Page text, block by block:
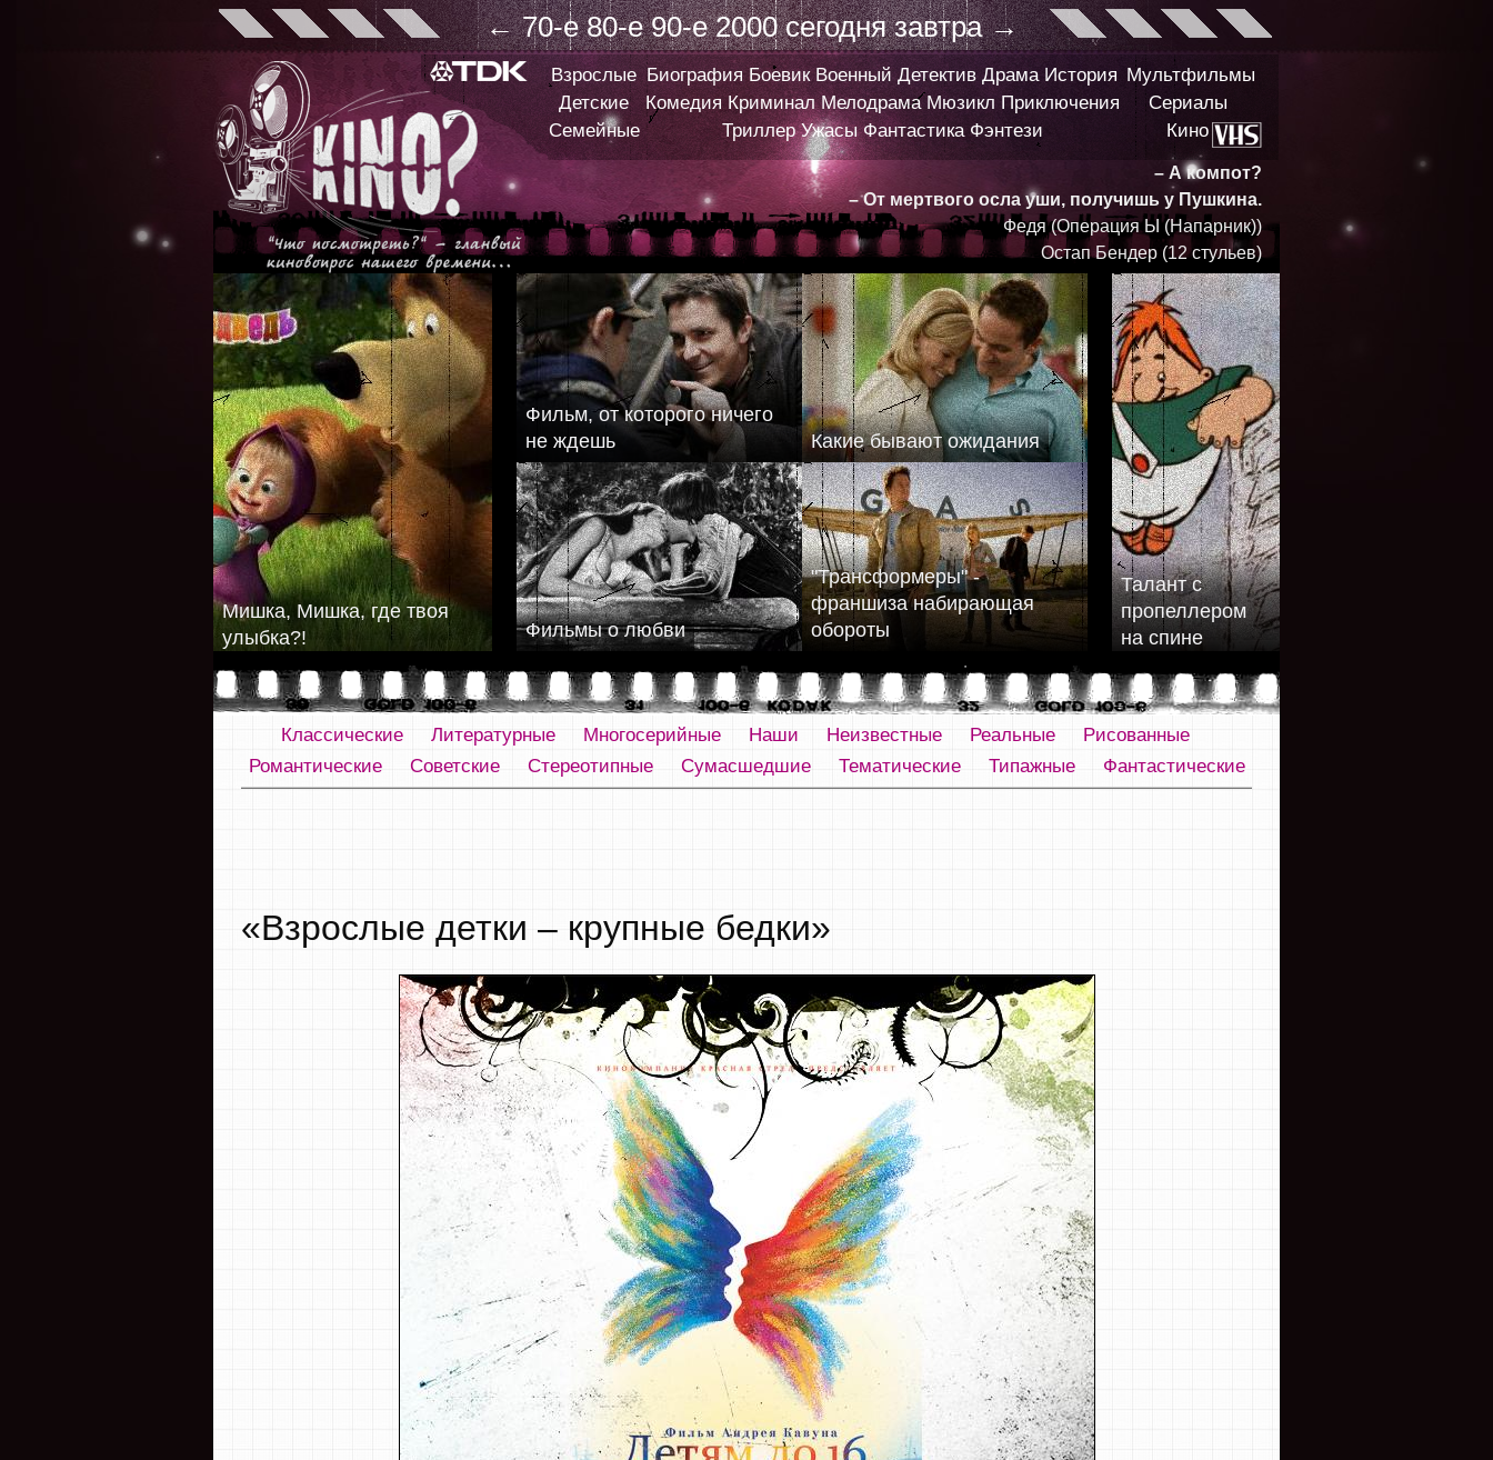
← 70-е 80-е 90-е 2000 сегодня завтра →
Взрослые
Детские
Семейные
Биография Боевик Военный Детектив Драма История
Комедия Криминал Мелодрама Мюзикл Приключения
Триллер Ужасы Фантастика Фэнтези
Мультфильмы
Сериалы
Кино
– А компот?
– От мертвого осла уши, получишь у Пушкина.
Федя (Операция Ы (Напарник))
Остап Бендер (12 стульев)
Мишка, Мишка, где твоя
улыбка?!
Фильм, от которого ничего
не ждешь
Какие бывают ожидания
Фильмы о любви
"Трансформеры" -
франшиза набирающая
обороты
Талант с
пропеллером
на спине
Классические Литературные Многосерийные Наши Неизвестные Реальные
Рисованные
Романтические
Советские Стереотипные Сумасшедшие Тематические Типажные Фантастические
«Взрослые детки – крупные бедки»